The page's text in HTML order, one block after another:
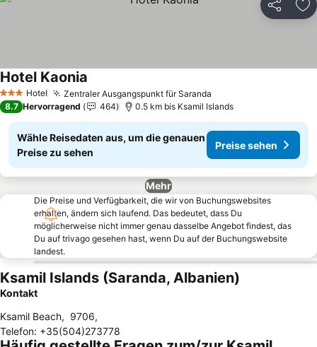
Teilen
3 SterneHotel Zentraler Ausgangspunkt für Saranda
Hotel Kaonia
8.7 Hervorragend 464 0.5 km bis Ksamil Islands
Wähle Reisedaten aus, um die genauen
Preise zu sehen
Preise sehen
Mehr
Die Preise und Verfügbarkeit, die wir von Buchungswebsites
erhalten, ändern sich laufend. Das bedeutet, dass Du
möglicherweise nicht immer genau dasselbe Angebot findest, das
Du auf trivago gesehen hast, wenn Du auf der Buchungswebsite
landest.
Ksamil Islands (Saranda, Albanien)
Kontakt
Ksamil Beach, 9706,
Telefon: +35(504)273778